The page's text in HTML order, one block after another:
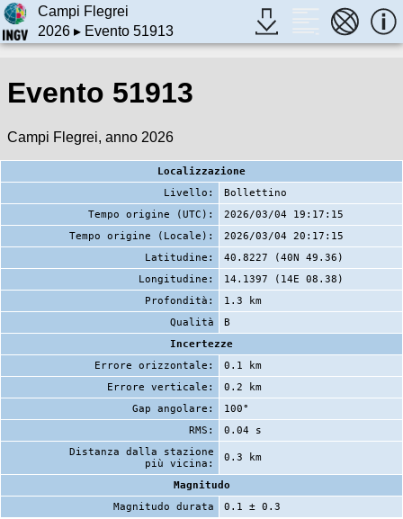
Campi Flegrei
2026▸ Evento 51913
Evento 51913
Campi Flegrei, anno 2026
Localizzazione
Livello:
Bollettino
Tempo origine (UTC):
2026/03/04 19:17:15
Tempo origine (Locale):
2026/03/04 20:17:15
Latitudine:
40.8227 (40N 49.36)
Longitudine:
14.1397 (14E 08.38)
Profondità:
1.3 km
Qualità
B
Incertezze
Errore orizzontale:
0.1 km
Errore verticale:
0.2 km
Gap angolare:
100°
RMS:
0.04 s
Distanza dalla stazione
più vicina:
0.3 km
Magnitudo
Magnitudo durata
0.1 ± 0.3